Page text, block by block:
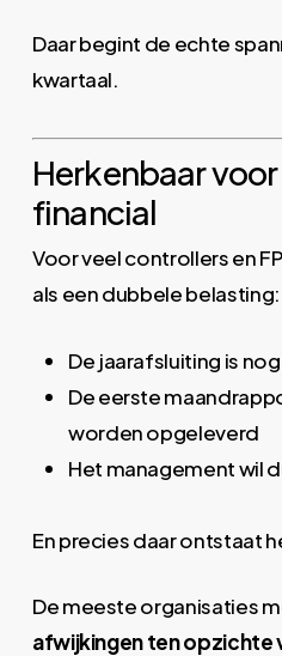
Daar begint de echte
kwartaal.
Herkenbaar
financial
Voor veel controllers en
als een dubbele belasting:
De jaarafsluiting is
De eerste
worden opgeleverd
Het management wil
En precies daar ontstaat
De meeste organisaties
afwijkingen ten opzichte